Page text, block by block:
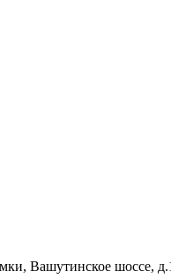
Вашутинское шоссе,